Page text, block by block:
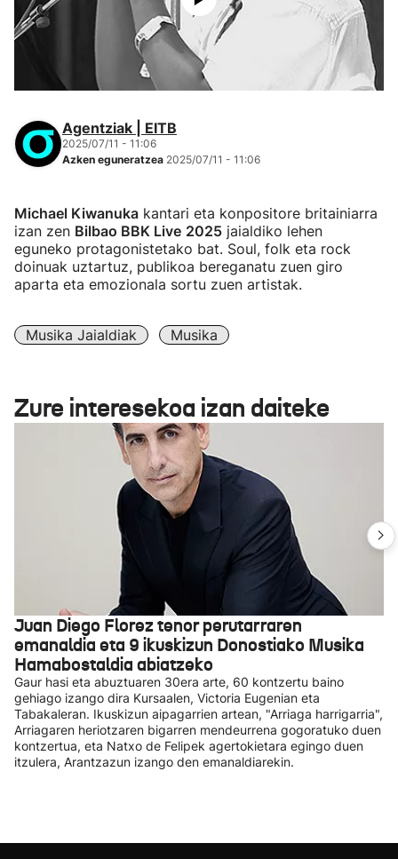
Agentziak | EITB
2025/07/11 - 11:06
Azken eguneratzea 2025/07/11 - 11:06
Michael Kiwanuka kantari eta konpositore britainiarra
izan zen Bilbao BBK Live 2025 jaialdiko lehen
eguneko protagonistetako bat. Soul, folk eta rock
doinuak uztartuz, publikoa bereganatu zuen giro
aparta eta emozionala sortu zuen artistak.
Musika Jaialdiak Musika
Zure interesekoa izan daiteke
Juan Diego Florez tenor perutarraren
emanaldia eta 9 ikuskizun Donostiako Musika
Hamabostaldia abiatzeko
Gaur hasi eta abuztuaren 30era arte, 60 kontzertu baino
gehiago izango dira Kursaalen, Victoria Eugenian eta
Tabakaleran. Ikuskizun aipagarrien artean, "Arriaga harrigarria",
Arriagaren heriotzaren bigarren mendeurrena gogoratuko duen
kontzertua, eta Natxo de Felipek agertokietara egingo duen
itzulera, Arantzazun izango den emanaldiarekin.